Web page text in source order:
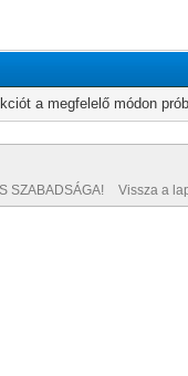
a megfelelő módon
SZABADSÁGA! Vissza a